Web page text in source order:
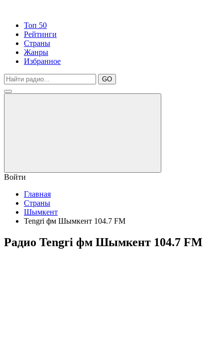
Топ 50
Рейтинги
Страны
Жанры
Избранное
GO
Войти
Главная
Страны
Шымкент
Tengri фм Шымкент 104.7 FM
Радио Tengri фм Шымкент 104.7 FM